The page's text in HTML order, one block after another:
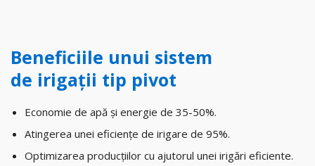
Beneficiile unui sistem
de irigații tip pivot
Economie de apă și energie de 35-50%.
Atingerea unei eficiențe de irigare de 95%.
Optimizarea producțiilor cu ajutorul unei irigări eficiente.